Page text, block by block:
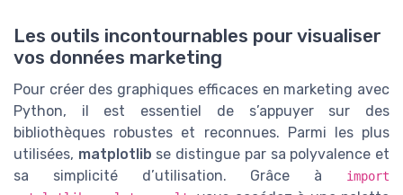
Les outils incontournables pour visualiser
vos données marketing
Pour créer des graphiques efficaces en marketing avec
Python, il est essentiel de s’appuyer sur des
bibliothèques robustes et reconnues. Parmi les plus
utilisées, matplotlib se distingue par sa polyvalence et
sa simplicité d’utilisation. Grâce à
import